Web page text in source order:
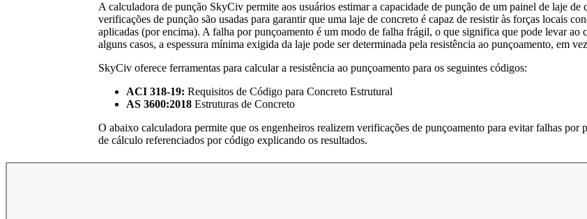
A calculadora de punção SkyCiv permite aos usuários estimar a capacidade de punção de um painel de laje
verificações de punção são usadas para garantir que uma laje de concreto é capaz de resistir às forças locais
aplicadas (por encima). A falha por punçoamento é um modo de falha frágil, o que significa que pode levar
alguns casos, a espessura mínima exigida da laje pode ser determinada pela resistência ao punçoamento, em
SkyCiv oferece ferramentas para calcular a resistência ao punçoamento para os seguintes códigos:
ACI 318-19: Requisitos de Código para Concreto Estrutural
AS 3600:2018Estruturas de Concreto
O abaixo calculadora permite que os engenheiros realizem verificações de punçoamento para evitar falhas por
de cálculo referenciados por código explicando os resultados.